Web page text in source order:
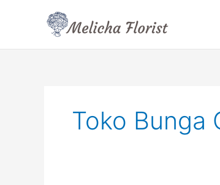
Toko Bunga